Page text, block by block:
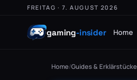
FREITAG · 7. AUGUST 2026
gaming-insider Home
Home/Guides & Erklärstücke